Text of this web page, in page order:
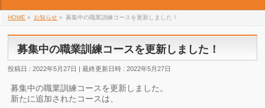
HOME » お知らせ » 募集中の職業訓練コースを更新しました！
募集中の職業訓練コースを更新しました！
投稿日 : 2022年5月27日 最終更新日時 : 2022年5月27日
募集中の職業訓練コースを更新しました。
新たに追加されたコースは、